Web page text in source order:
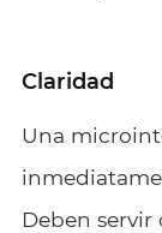
Claridad
Una
Deben